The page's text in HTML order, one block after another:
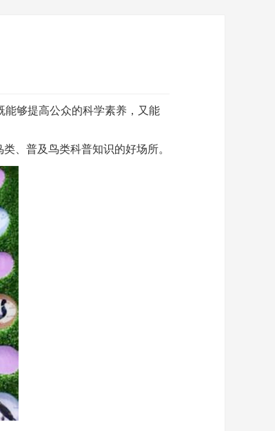
够提高公众的科学素养，又能
、普及鸟类科普知识的好场所。